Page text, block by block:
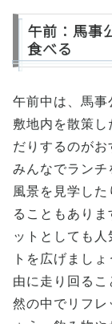
午前：馬事
食べる
午前中は、馬事
敷地内を散策
だりするのが
みんなでランチ
風景を見学した
ることもあり
ットとしても
トを広げまし
由に走り回る
然の中でリフレ